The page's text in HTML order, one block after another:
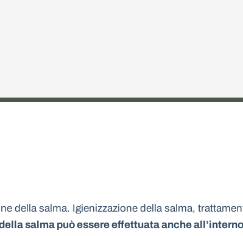
della salma. Igienizzazione della salma,
salma può essere effettuata anche